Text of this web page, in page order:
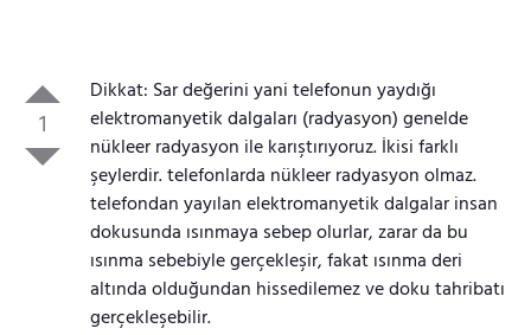
1
Dikkat: Sar değerini yani telefonun yaydığı
elektromanyetik dalgaları (radyasyon) genelde
nükleer radyasyon ile karıştırıyoruz. İkisi farklı
şeylerdir. telefonlarda nükleer radyasyon olmaz.
telefondan yayılan elektromanyetik dalgalar insan
dokusunda ısınmaya sebep olurlar, zarar da bu
ısınma sebebiyle gerçekleşir, fakat ısınma deri
altında olduğundan hissedilemez ve doku tahribatı
gerçekleşebilir.